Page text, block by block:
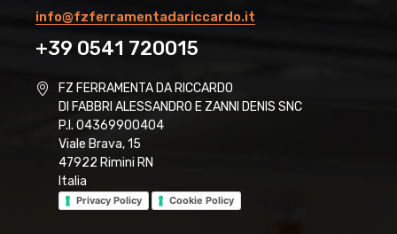
info@fzferramentadariccardo.it
+39 0541 720015
FZ FERRAMENTA DA RICCARDO
DI FABBRI ALESSANDRO E ZANNI DENIS SNC
P.I. 04369900404
Viale Brava, 15
47922 Rimini RN
Italia
Privacy Policy Cookie Policy